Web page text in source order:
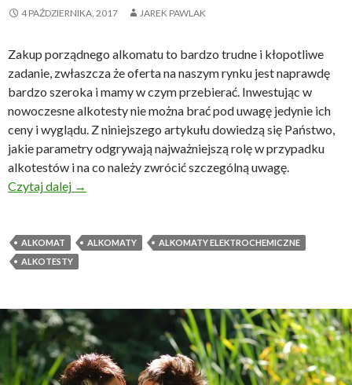
4 PAŹDZIERNIKA, 2017 JAREK PAWLAK
Zakup porządnego alkomatu to bardzo trudne i kłopotliwe
zadanie, zwłaszcza że oferta na naszym rynku jest naprawdę
bardzo szeroka i mamy w czym przebierać. Inwestując w
nowoczesne alkotesty nie można brać pod uwagę jedynie ich
ceny i wyglądu. Z niniejszego artykułu dowiedzą się Państwo,
jakie parametry odgrywają najważniejszą rolę w przypadku
alkotestów i na co należy zwrócić szczególną uwagę.
Czytaj dalej Alkomaty – jakie są najważniejsze parametry?
→
ALKOMAT ALKOMATY
ALKOMATY ELEKTROCHEMICZNE
ALKOTESTY